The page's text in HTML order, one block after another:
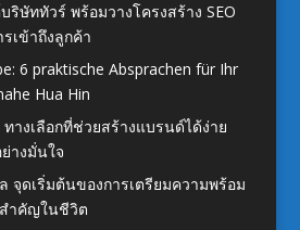
ริษัททัวร์ พร้อมวางโครงสร้าง SEO
เข้าถึงลูกค้า
6 praktische Absprachen für Ihr
Hua Hin
างเลือกที่ช่วยสร้างแบรนด์ได้ง่าย
างมั่นใจ
จุดเริ่มต้นของการเตรียมความพร้อม
ำคัญในชีวิต